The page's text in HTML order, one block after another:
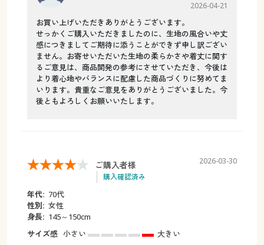
2026-04-21
お買い上げいただきありがとうございます。
せっかくご購入いただきましたのに、生地の風合いや丈
感につきましてご期待に添うことができず申し訳ござい
ません。お寄せいただいた生地の柔らかさや着丈に関す
るご意見は、商品開発の参考にさせていただき、今後は
より着心地やバランスに配慮した商品づくりに努めてま
いります。貴重なご意見をありがとうございました。今
後ともよろしくお願いいたします。
ご購入者様
購入確認済み
2026-03-30
年代: 70代
性別: 女性
身長: 145～150cm
サイズ感 小さい
大きい